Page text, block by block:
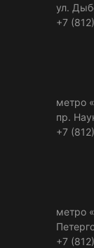
ул.
+7
метро
пр.
+7
метро
+7